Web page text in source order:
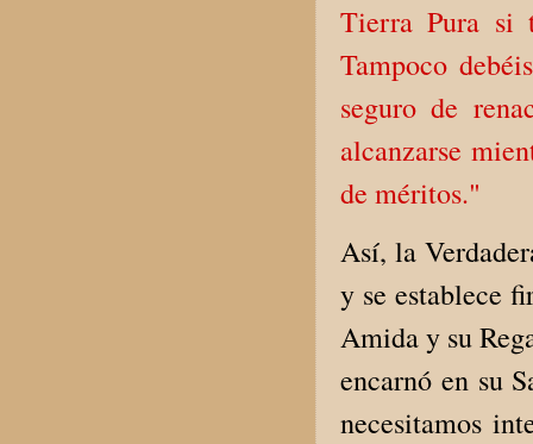
Tierra Pura si
Tampoco
seguro de
alcanzarse
de méritos."
Así, la
y se establece
Amida y su
encarnó en su
necesitamos